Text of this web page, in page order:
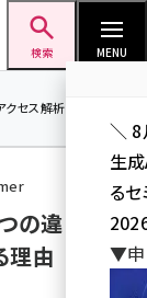
検索 MENU
クセス解析／データ分析
の違いは？
理由
＼ 8
生
る
▼申